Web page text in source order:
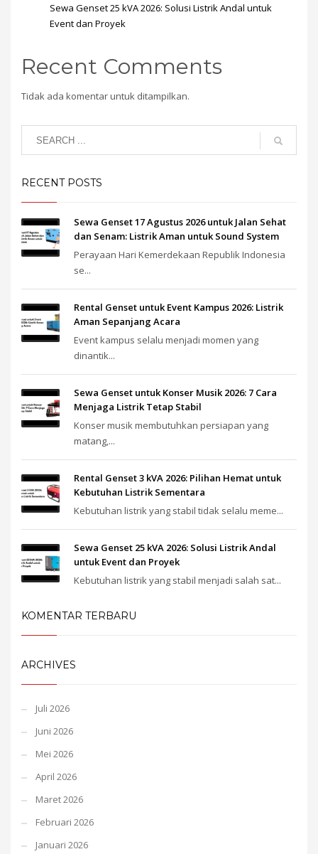
Sewa Genset 25 kVA 2026: Solusi Listrik Andal untuk
Event dan Proyek
Recent Comments
Tidak ada komentar untuk ditampilkan.
RECENT POSTS
Sewa Genset 17 Agustus 2026 untuk Jalan Sehat
dan Senam: Listrik Aman untuk Sound System
Perayaan Hari Kemerdekaan Republik Indonesia
se...
Rental Genset untuk Event Kampus 2026: Listrik
Aman Sepanjang Acara
Event kampus selalu menjadi momen yang
dinantik...
Sewa Genset untuk Konser Musik 2026: 7 Cara
Menjaga Listrik Tetap Stabil
Konser musik membutuhkan persiapan yang
matang,...
Rental Genset 3 kVA 2026: Pilihan Hemat untuk
Kebutuhan Listrik Sementara
Kebutuhan listrik yang stabil tidak selalu meme...
Sewa Genset 25 kVA 2026: Solusi Listrik Andal
untuk Event dan Proyek
Kebutuhan listrik yang stabil menjadi salah sat...
KOMENTAR TERBARU
ARCHIVES
Juli 2026
Juni 2026
Mei 2026
April 2026
Maret 2026
Februari 2026
Januari 2026